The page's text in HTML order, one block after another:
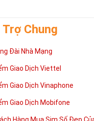
Trợ Chung
Đài Nhà Mạng
Giao Dịch Viettel
Giao Dịch Vinaphone
Giao Dịch Mobifone